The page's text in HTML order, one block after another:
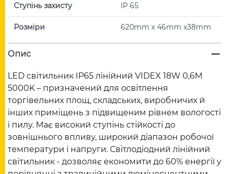
Ступінь захисту IP 65
Розміри 620mm x 46mm x38mm
Опис
LED світильник IP65 лінійний VIDEX 18W 0,6М
5000K – призначений для освітлення
торгівельних площ, складських, виробничих й
інших приміщень з підвищеним рівнем вологості
і пилу. Має високий ступінь стійкості до
зовнішнього впливу, широкий діапазон робочої
температури і напруги. Світлодіодний лінійний
світильник - дозволяє економити до 60% енергії у